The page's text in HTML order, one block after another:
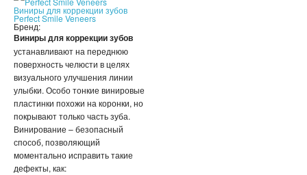
Виниры для коррекции зубов
Perfect Smile Veneers
Бренд:
Виниры для коррекции зубов
устанавливают на переднюю
поверхность челюсти в целях
визуального улучшения линии
улыбки. Особо тонкие винировые
пластинки похожи на коронки, но
покрывают только часть зуба.
Винирование – безопасный
способ, позволяющий
моментально исправить такие
дефекты, как: